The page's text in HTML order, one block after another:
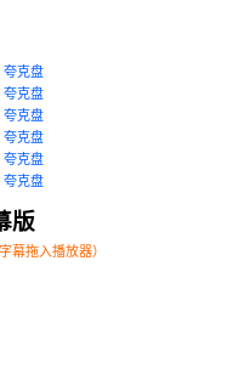
夸克盘
夸克盘
夸克盘
夸克盘
夸克盘
夸克盘
版
幕拖入播放器）